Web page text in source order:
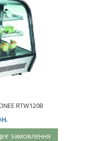
RTW120B
замовлення